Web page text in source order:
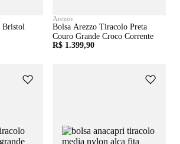
Bristol
Arezzo
Bolsa Arezzo Tiracolo Preta
Couro Grande Croco Corrente
R$ 1.399,90